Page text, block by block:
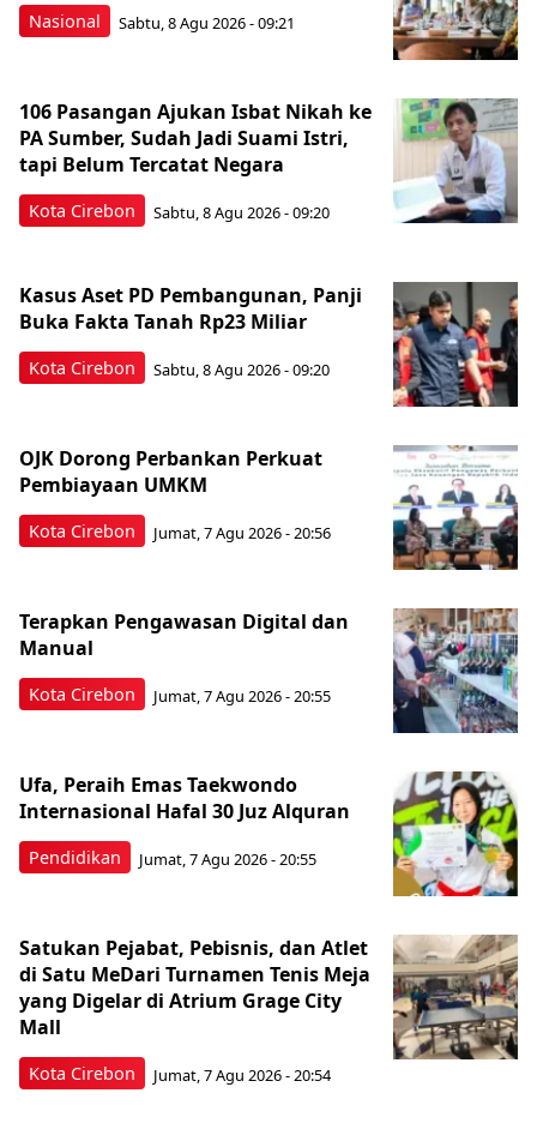
Nasional Sabtu, 8 Agu 2026 - 09:21
Kota Cirebon
106 Pasangan Ajukan Isbat Nikah ke
PA Sumber, Sudah Jadi Suami Istri,
tapi Belum Tercatat Negara
Sabtu, 8 Agu 2026 - 09:20
Kota Cirebon
Kasus Aset PD Pembangunan, Panji
Buka Fakta Tanah Rp23 Miliar
Sabtu, 8 Agu 2026 - 09:20
Kota Cirebon
OJK Dorong Perbankan Perkuat
Pembiayaan UMKM
Jumat, 7 Agu 2026 - 20:56
Kota Cirebon
Terapkan Pengawasan Digital dan
Manual
Jumat, 7 Agu 2026 - 20:55
Pendidikan
Ufa, Peraih Emas Taekwondo
Internasional Hafal 30 Juz Alquran
Jumat, 7 Agu 2026 - 20:55
Kota Cirebon
Satukan Pejabat, Pebisnis, dan Atlet
di Satu MeDari Turnamen Tenis Meja
yang Digelar di Atrium Grage City
Mall
Jumat, 7 Agu 2026 - 20:54